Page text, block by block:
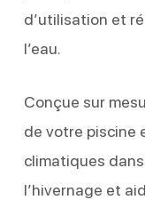
d’utilisation et
l’eau.
Conçue sur
de votre piscine
climatiques
l’hivernage et